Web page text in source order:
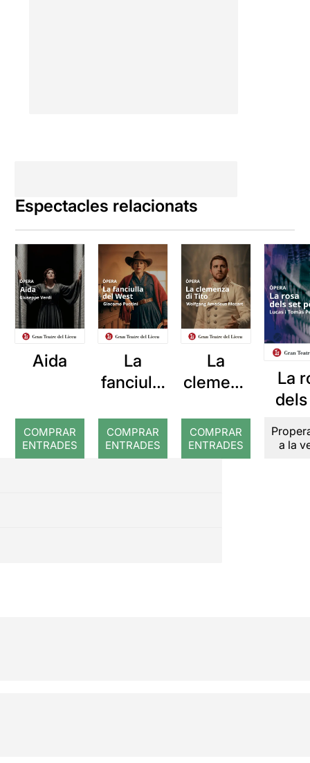
Espectacles relacionats
Aida
COMPRAR
ENTRADES
La
fanciulla
COMPRAR
ENTRADES
La
clemenz
COMPRAR
ENTRADES
La
a la